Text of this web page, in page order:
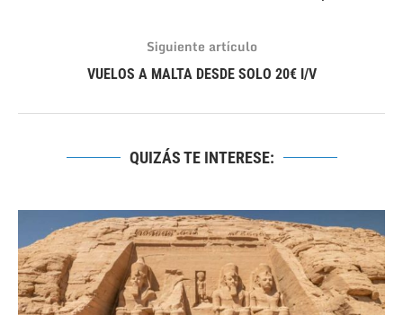
Siguiente artículo
VUELOS A MALTA DESDE SOLO 20€ I/V
QUIZÁS TE INTERESE: